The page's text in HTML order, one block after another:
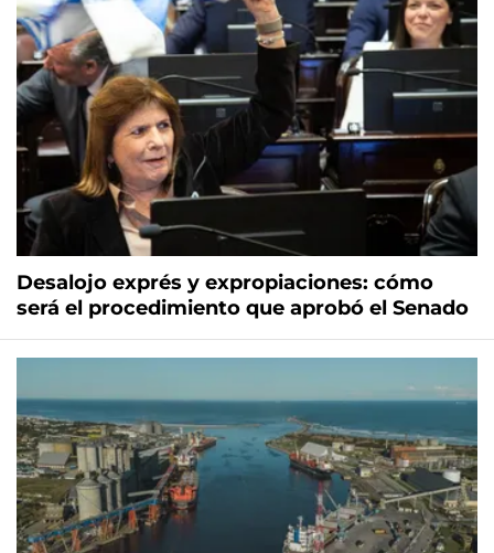
Desalojo exprés y expropiaciones: cómo
será el procedimiento que aprobó el Senado